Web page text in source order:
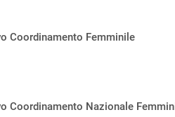
Coordinamento Femminile
Coordinamento Nazionale